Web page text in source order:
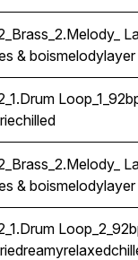
& boismelodylayer
chilled
& boismelodylayer
dreamyrelaxed